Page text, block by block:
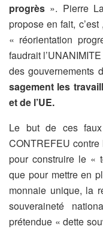
progrès ». Pierre
propose en fait,
« réorientation
faudrait
des gouvernements
sagement les
et de l’UE.
Le but de ces
CONTREFEU
pour construire le «
que pour mettre en
monnaie unique, la
souveraineté
prétendue « dette